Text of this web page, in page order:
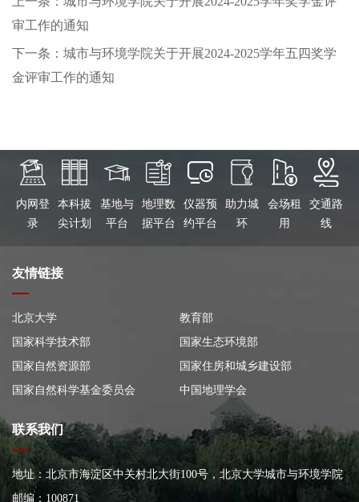
审工作的通知
下一条：城市与环境学院关于开展2024-2025学年五四奖学
金评审工作的通知
内网登
录
本科拔
尖计划
基地与
平台
地理数
据平台
仪器预
约平台
助力城
环
会场租
用
交通路
线
友情链接
北京大学
教育部
国家科学技术部
国家生态环境部
国家自然资源部
国家住房和城乡建设部
国家自然科学基金委员会
中国地理学会
联系我们
地址：北京市海淀区中关村北大街100号，北京大学城市与环境学院
大楼
邮编：100871